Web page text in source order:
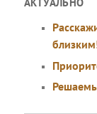
АКТУАЛЬНО